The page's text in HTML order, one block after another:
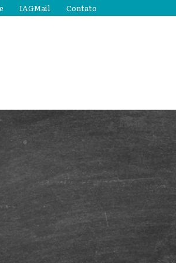
IAGMail Contato